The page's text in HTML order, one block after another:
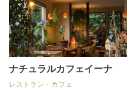
ナチュラルカフェイーナ
レストラン・カフェ